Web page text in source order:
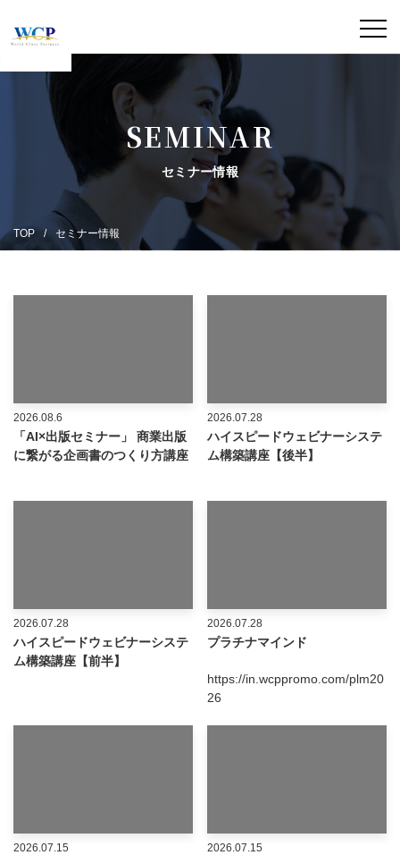
SEMINAR
セミナー情報
TOP セミナー情報
2026.08.6
「AI×出版セミナー」 商業出版
に繋がる企画書のつくり方講座
2026.07.28
ハイスピードウェビナーシステ
ム構築講座【後半】
2026.07.28
ハイスピードウェビナーシステ
ム構築講座【前半】
2026.07.28
プラチナマインド
https://in.wcppromo.com/plm20
26
2026.07.15 2026.07.15